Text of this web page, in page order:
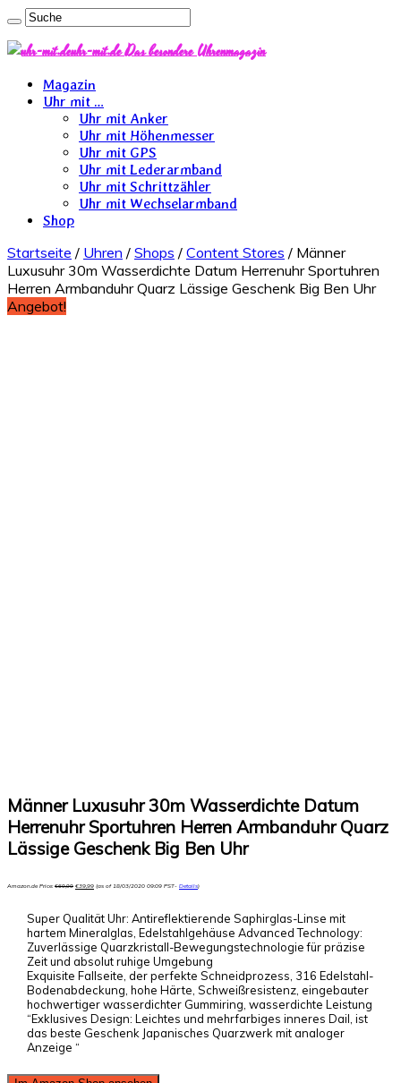
uhr-mit.de Das besondere Uhrenmagazin
Magazin
Uhr mit …
Uhr mit Anker
Uhr mit Höhenmesser
Uhr mit GPS
Uhr mit Lederarmband
Uhr mit Schrittzähler
Uhr mit Wechselarmband
Shop
Startseite / Uhren / Shops / Content Stores / Männer
Luxusuhr 30m Wasserdichte Datum Herrenuhr Sportuhren
Herren Armbanduhr Quarz Lässige Geschenk Big Ben Uhr
Angebot!
Männer Luxusuhr 30m Wasserdichte Datum
Herrenuhr Sportuhren Herren Armbanduhr Quarz
Lässige Geschenk Big Ben Uhr
Amazon.de Price:€69,99 €39,99 (as of 18/03/2020 09:09 PST- Details)
Super Qualität Uhr: Antireflektierende Saphirglas-Linse mit
hartem Mineralglas, Edelstahlgehäuse Advanced Technology:
Zuverlässige Quarzkristall-Bewegungstechnologie für präzise
Zeit und absolut ruhige Umgebung
Exquisite Fallseite, der perfekte Schneidprozess, 316 Edelstahl-
Bodenabdeckung, hohe Härte, Schweißresistenz, eingebauter
hochwertiger wasserdichter Gummiring, wasserdichte Leistung
“Exklusives Design: Leichtes und mehrfarbiges inneres Dail, ist
das beste Geschenk Japanisches Quarzwerk mit analoger
Anzeige “